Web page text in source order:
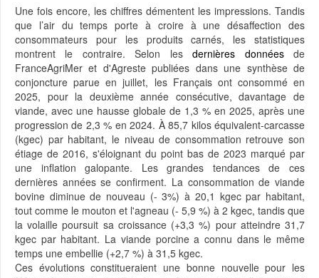
Une fois encore, les chiffres démentent les impressions. Tandis
que l’air du temps porte à croire à une désaffection des
consommateurs pour les produits carnés, les statistiques
montrent le contraire. Selon lesdernières donnéesde
FranceAgriMer et d'Agreste publiées dans une synthèse de
conjoncture parue en juillet, les Français ont consommé en
2025, pour la deuxième année consécutive, davantage de
viande, avec une hausse globale de 1,3 % en 2025, après une
progression de 2,3 % en 2024. À 85,7 kilos équivalent-carcasse
(kgec) par habitant, le niveau de consommation retrouve son
étiage de 2016, s'éloignant du point bas de 2023 marqué par
une inflation galopante. Les grandes tendances de ces
dernières années se confirment. La consommation de viande
bovine diminue de nouveau (- 3%) à 20,1 kgec par habitant,
tout comme le mouton et l'agneau (- 5,9 %) à 2 kgec, tandis que
la volaille poursuit sa croissance (+3,3 %) pour atteindre 31,7
kgec par habitant. La viande porcine a connu dans le même
temps une embellie (+2,7 %) à 31,5 kgec.
Ces évolutions constitueraient une bonne nouvelle pour les